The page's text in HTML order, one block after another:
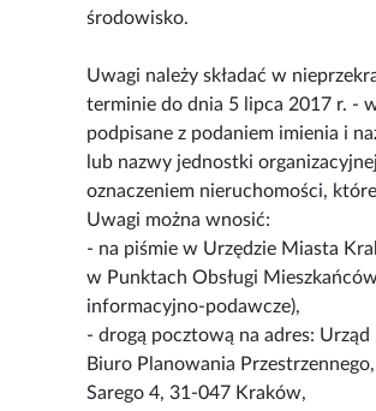
środowisko.
Uwagi należy składać w
terminie do dnia 5 lipca 2017 r. -
podpisane z podaniem imienia i
lub nazwy jednostki
oznaczeniem nieruchomości,
Uwagi można wnosić:
- na piśmie w Urzędzie Miasta
w Punktach Obsługi
informacyjno-podawcze),
- drogą pocztową na adres:
Biuro Planowania
Sarego 4, 31-047 Kraków,